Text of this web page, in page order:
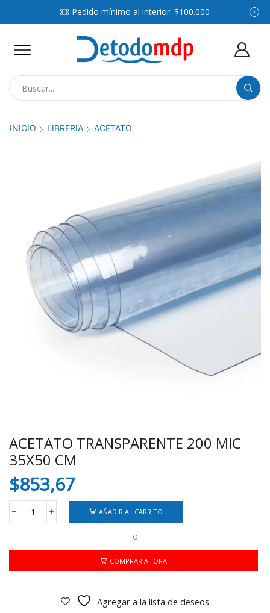
Pedido mínimo al interior: $100.000
INICIO LIBRERIA ACETATO
ACETATO TRANSPARENTE 200 MIC
35X50 CM
$853,67
ACETATO
TRANSPARENTE
MIC
CM
AÑADIR AL CARRITO
O
COMPRAR AHORA
Agregar a la lista de deseos